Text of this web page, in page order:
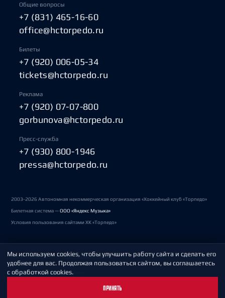
Общие вопросы
+7 (831) 465-16-60
office@hctorpedo.ru
Билеты
+7 (920) 006-05-34
tickets@hctorpedo.ru
Реклама
+7 (920) 07-07-800
gorbunova@hctorpedo.ru
Пресс-служба
+7 (930) 800-1946
pressa@hctorpedo.ru
2003-2026 Автономная некоммерческая организация «Хоккейный клуб «Торпедо»
Билетная система —ООО «Яндекс Музыка»
Условия пользования сайтами ХК «Торпедо»
Политика обработки персональных данных
Пользовательское соглашение
Мы используем cookies, чтобы улучшить работу сайта и сделать его
удобнее для вас. Продолжая пользоваться сайтом, вы соглашаетесь
с обработкой cookies.
ПРИНЯТЬ